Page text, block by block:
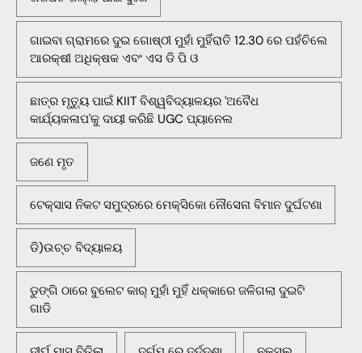
ଗାଇବା ଗ୍ରାମରେ ଦୁଇ ଗୋଷ୍ଠୀ ମୁହାଁ ମୁହିଁରାତି 12.30 ରେ ପହଁଚିଲେ
ଆରକ୍ଷୀ ଅଧିକ୍ଷକ ଏବଂ ଏସ ଡି ପି ଓ
ଛାତ୍ର ମୃତ୍ୟୁ ପାଇଁ KIIT ବିଶ୍ୱବିଦ୍ୟାଳୟର 'ଅବୈଧ
କାର୍ଯ୍ୟକଳାପ'କୁ ଦାୟୀ କରିଛି UGC ପ୍ୟାନେଲ
ଜଣେ ମୃତ
ଟେକ୍ସାସ ନିକଟ ସମୁଦ୍ରରେ ମେକ୍ସିକୋ ନୌସେନା ବିମାନ ଦୁର୍ଘଟଣା
ଡି)ଉଚ୍ଚ ବିଦ୍ୟାଳୟ
ଡୁଙ୍ଗି ଠାରେ ବୁଲେଟ କାର୍ ମୁହାଁ ମୁହିଁ ଧକ୍କାରେ ଜଳିଗଲା ଦୁଇଟି
ଗାଡି